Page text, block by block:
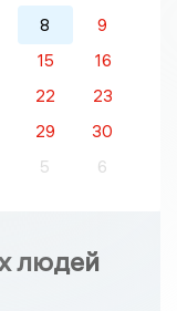
8
9
15
16
22
23
29
30
5 6
людей